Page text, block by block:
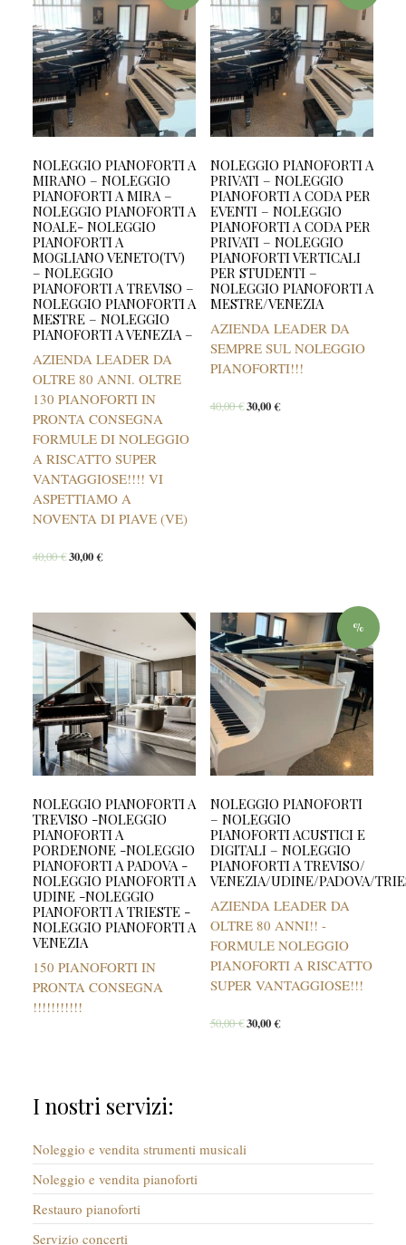
NOLEGGIO PIANOFORTI A
MIRANO – NOLEGGIO
PIANOFORTI A MIRA –
NOLEGGIO PIANOFORTI A
NOALE- NOLEGGIO
PIANOFORTI A
MOGLIANO VENETO(TV)
– NOLEGGIO
PIANOFORTI A TREVISO –
NOLEGGIO PIANOFORTI A
MESTRE – NOLEGGIO
PIANOFORTI A VENEZIA –
AZIENDA LEADER DA
OLTRE 80 ANNI. OLTRE
130 PIANOFORTI IN
PRONTA CONSEGNA
FORMULE DI NOLEGGIO
A RISCATTO SUPER
VANTAGGIOSE!!!! VI
ASPETTIAMO A
NOVENTA DI PIAVE (VE)
40,00€30,00€
NOLEGGIO PIANOFORTI A
PRIVATI – NOLEGGIO
PIANOFORTI A CODA PER
EVENTI – NOLEGGIO
PIANOFORTI A CODA PER
PRIVATI – NOLEGGIO
PIANOFORTI VERTICALI
PER STUDENTI –
NOLEGGIO PIANOFORTI A
MESTRE/VENEZIA
AZIENDA LEADER DA
SEMPRE SUL NOLEGGIO
PIANOFORTI!!!
40,00€30,00€
NOLEGGIO PIANOFORTI A
TREVISO -NOLEGGIO
PIANOFORTI A
PORDENONE -NOLEGGIO
PIANOFORTI A PADOVA -
NOLEGGIO PIANOFORTI A
UDINE -NOLEGGIO
PIANOFORTI A TRIESTE -
NOLEGGIO PIANOFORTI A
VENEZIA
150 PIANOFORTI IN
PRONTA CONSEGNA
!!!!!!!!!!!
%
NOLEGGIO PIANOFORTI
– NOLEGGIO
PIANOFORTI ACUSTICI E
DIGITALI – NOLEGGIO
PIANOFORTI A TREVISO/
VENEZIA/UDINE/PADOVA/
AZIENDA LEADER DA
OLTRE 80 ANNI!! -
FORMULE NOLEGGIO
PIANOFORTI A RISCATTO
SUPER VANTAGGIOSE!!!
50,00€30,00€
I nostri servizi:
Noleggio e vendita strumenti musicali
Noleggio e vendita pianoforti
Restauro pianoforti
Servizio concerti